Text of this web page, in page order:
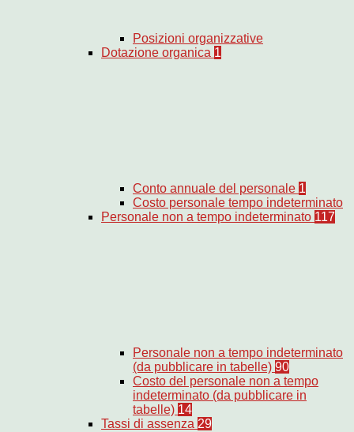
Posizioni organizzative
Dotazione organica 1
Conto annuale del personale 1
Costo personale tempo indeterminato
Personale non a tempo indeterminato 117
Personale non a tempo indeterminato
(da pubblicare in tabelle) 90
Costo del personale non a tempo
indeterminato (da pubblicare in
tabelle) 14
Tassi di assenza 29